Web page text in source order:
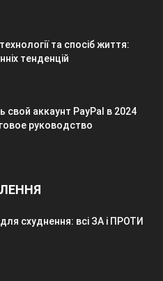
технології та спосіб життя:
тенденцій
свой аккаунт PayPal в 2024
руководство
схуднення: всі ЗА і ПРОТИ